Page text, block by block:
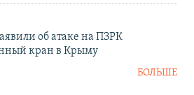
об атаке на ПЗРК
кран в Крыму
БОЛЬШЕ